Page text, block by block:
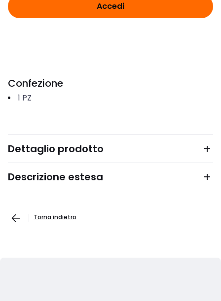
Accedi
Confezione
1 PZ
Dettaglio prodotto
Descrizione estesa
Torna indietro